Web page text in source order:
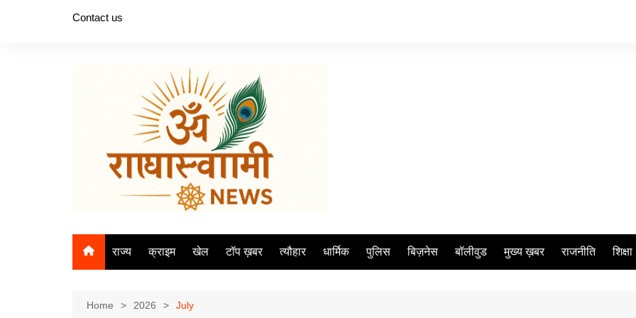
Contact us
राज्य क्राइम खेल टॉप ख़बर त्यौहार धार्मिक पुलिस बिज़नेस बॉलीवुड मुख्य ख़बर राजनीति शिक्षा
Home 2026 July